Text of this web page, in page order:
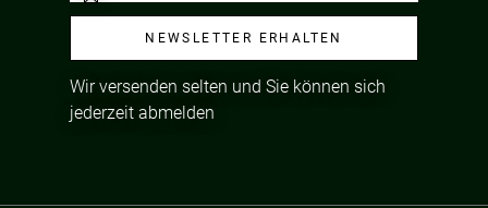
NEWSLETTER ERHALTEN
Wir versenden selten und Sie können sich
jederzeit abmelden